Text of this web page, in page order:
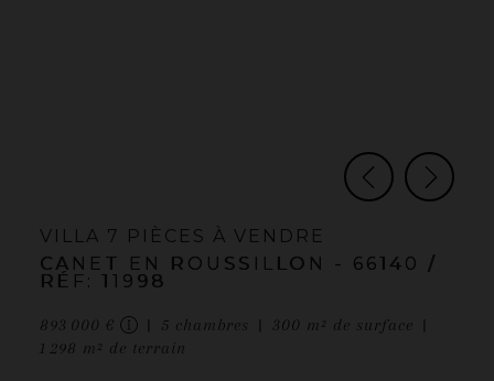
VILLA 7 PIÈCES À VENDRE
CANET EN ROUSSILLON
- 66140
/
RÉF: 11998
893 000 € 5 chambres 300 m² de surface
1 298 m² de terrain